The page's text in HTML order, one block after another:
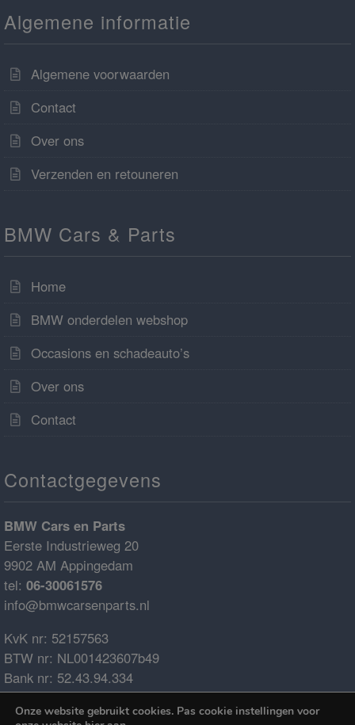
Algemene informatie
Algemene voorwaarden
Contact
Over ons
Verzenden en retouneren
BMW Cars & Parts
Home
BMW onderdelen webshop
Occasions en schadeauto’s
Over ons
Contact
Contactgegevens
BMW Cars en Parts
Eerste Industrieweg 20
9902 AM Appingedam
tel: 06-30061576
info@bmwcarsenparts.nl
KvK nr: 52157563
BTW nr: NL001423607b49
Bank nr: 52.43.94.334
IBAN: NL68ABNA0524394334
BIC: ABNANL2A
Onze website gebruikt cookies. Pas cookie instellingen voor